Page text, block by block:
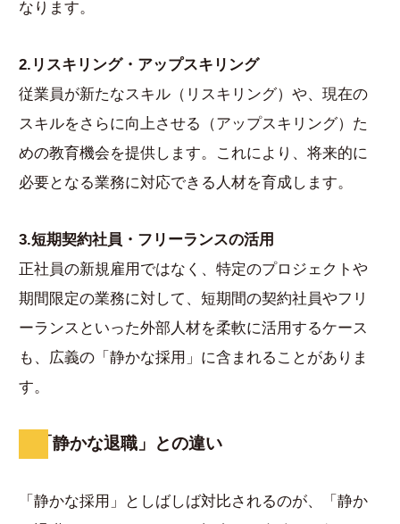
なります。
2.リスキリング・アップスキリング
従業員が新たなスキル（リスキリング）や、現在の
スキルをさらに向上させる（アップスキリング）た
めの教育機会を提供します。これにより、将来的に
必要となる業務に対応できる人材を育成します。
3.短期契約社員・フリーランスの活用
正社員の新規雇用ではなく、特定のプロジェクトや
期間限定の業務に対して、短期間の契約社員やフリ
ーランスといった外部人材を柔軟に活用するケース
も、広義の「静かな採用」に含まれることがありま
す。
「静かな退職」との違い
「静かな採用」としばしば対比されるのが、「静か